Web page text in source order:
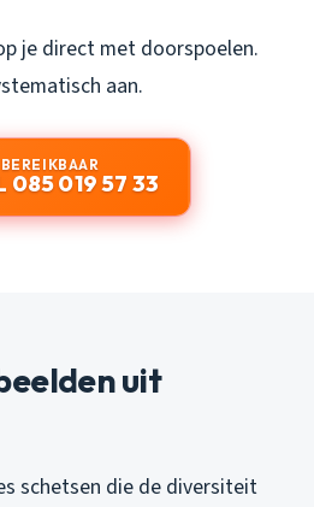
je direct met doorspoelen.
aan.
085 019 57 33
uit
schetsen die de diversiteit